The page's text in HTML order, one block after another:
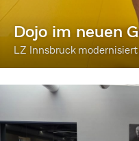
Dojo im neuen
LZ Innsbruck